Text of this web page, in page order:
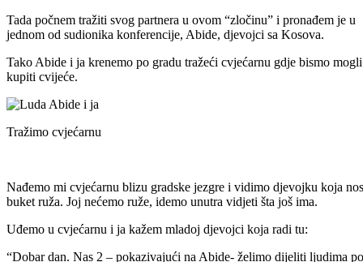
Tada počnem tražiti svog partnera u ovom “zločinu” i pronađem je u
jednom od sudionika konferencije, Abide, djevojci sa Kosova.
Tako Abide i ja krenemo po gradu tražeći cvjećarnu gdje bismo mogli
kupiti cvijeće.
Tražimo cvjećarnu
Nađemo mi cvjećarnu blizu gradske jezgre i vidimo djevojku koja
buket ruža. Joj nećemo ruže, idemo unutra vidjeti šta još ima.
Uđemo u cvjećarnu i ja kažem mladoj djevojci koja radi tu:
“Dobar dan. Nas 2 – pokazivajući na Abide- želimo dijeliti ljudima po